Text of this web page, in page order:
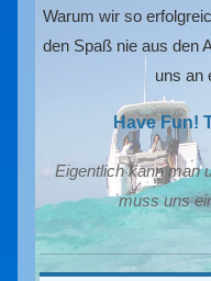
Warum wir so
den Spaß nie aus den
uns an
Have Fun!
Eigentlich kann man
muss uns